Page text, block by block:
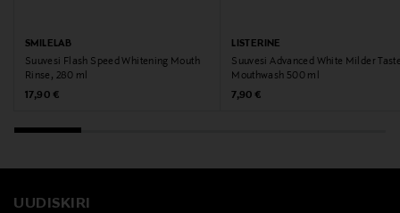
SMILELAB
Suuvesi Flash Speed Whitening Mouth
Rinse, 280 ml
Original Price
17,90 €
LISTERINE
Suuvesi Advanced White Milder
Mouthwash 500 ml
Original Price
7,90 €
UUDISKIRI